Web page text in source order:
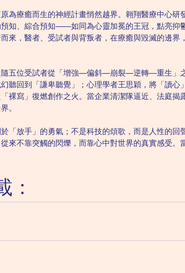
為療癒而生的神經計畫悄然越界。翱翔醫療中心
知、綜合預知——如同為心靈加冕的王冠，點亮抑
來，醫者、受試者與背叛者，在療癒與毀滅的邊界
隨五位受試者從「增強—偏斜—崩裂—逆轉—重生」
聽回到「謙卑聽覺」；心理學者王思穎，將「讀
裸寫」復燃創作之火。當企業清潔隊逼近、法庭
。
「放手」的勇氣；不是科技的頌歌，而是人性的
來不靠突觸的閃爍，而靠心中對世界的真實感受
：